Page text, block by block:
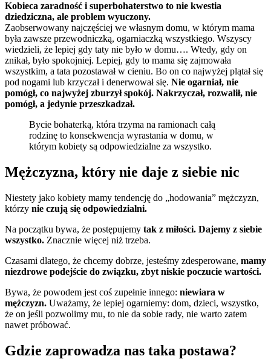
Kobieca zaradność i superbohaterstwo to nie kwestia
dziedziczna, ale problem wyuczony.
Zaobserwowany najczęściej we własnym domu, w którym mama
była zawsze przewodniczką, ogarniaczką wszystkiego. Wszyscy
wiedzieli, że lepiej gdy taty nie było w domu…. Wtedy, gdy on
znikał, było spokojniej. Lepiej, gdy to mama się zajmowała
wszystkim, a tata pozostawał w cieniu. Bo on co najwyżej plątał się
pod nogami lub krzyczał i denerwował się. Nie ogarniał, nie
pomógł, co najwyżej zburzył spokój. Nakrzyczał, rozwalił, nie
pomógł, a jedynie przeszkadzał.
Bycie bohaterką, która trzyma na ramionach całą
rodzinę to konsekwencja wyrastania w domu, w
którym kobiety są odpowiedzialne za wszystko.
Mężczyzna, który nie daje z siebie nic
Niestety jako kobiety mamy tendencję do „hodowania” mężczyzn,
którzy nie czują się odpowiedzialni.
Na początku bywa, że postępujemy tak z miłości. Dajemy z siebie
wszystko. Znacznie więcej niż trzeba.
Czasami dlatego, że chcemy dobrze, jesteśmy zdesperowane, mamy
niezdrowe podejście do związku, zbyt niskie poczucie wartości.
Bywa, że powodem jest coś zupełnie innego: niewiara w
mężczyzn. Uważamy, że lepiej ogarniemy: dom, dzieci, wszystko,
że on jeśli pozwolimy mu, to nie da sobie rady, nie warto zatem
nawet próbować.
Gdzie zaprowadza nas taka postawa?